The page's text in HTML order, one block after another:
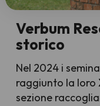
Verbum
storico
Nel 2024 i
raggiunto la loro
sezione